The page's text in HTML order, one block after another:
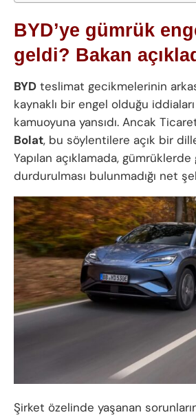
BYD’ye gümrük
geldi? Bakan
BYD teslimat gecikmelerinin
kaynaklı bir engel olduğu
kamuoyuna yansıdı. Ancak
Bolat, bu söylentilere açık bir dille
Yapılan açıklamada,
durdurulması bulunmadığı net
Şirket özelinde yaşanan